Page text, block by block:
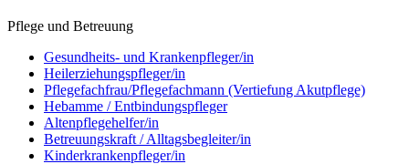
Pflege und Betreuung
Gesundheits- und Krankenpfleger/in
Heilerziehungspfleger/in
Pflegefachfrau/Pflegefachmann (Vertiefung Akutpflege)
Hebamme / Entbindungspfleger
Altenpflegehelfer/in
Betreuungskraft / Alltagsbegleiter/in
Kinderkrankenpfleger/in